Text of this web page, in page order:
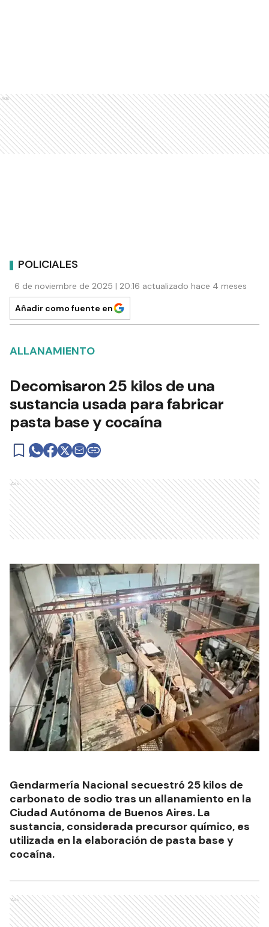
Ads
POLICIALES
6 de noviembre de 2025 | 20:16 actualizado hace 4 meses
Añadir como fuente en
ALLANAMIENTO
Decomisaron 25 kilos de una
sustancia usada para fabricar
pasta base y cocaína
Ads
Gendarmería Nacional secuestró 25 kilos de
carbonato de sodio tras un allanamiento en la
Ciudad Autónoma de Buenos Aires. La
sustancia, considerada precursor químico, es
utilizada en la elaboración de pasta base y
cocaína.
Ads